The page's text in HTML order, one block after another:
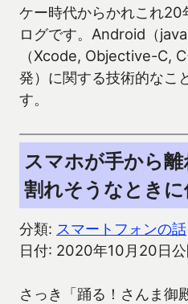
ケー時代からかれこれ20
ログです。Android（
（Xcode, Objective-C,
発）に関する技術的なこ
す。
スマホが手から
割れそうなとき
分類: スマートフォンの話
日付: 2020年10月20日
さっき「踊る！さんま御